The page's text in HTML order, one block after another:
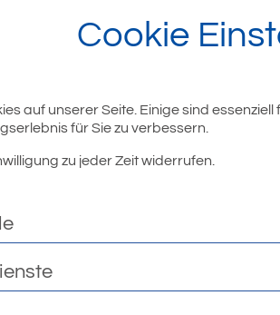
des Wasserstandes und eine
Cookie
auf unserer Seite. Einige sind
für Sie zu verbessern.
zu jeder Zeit widerrufen.